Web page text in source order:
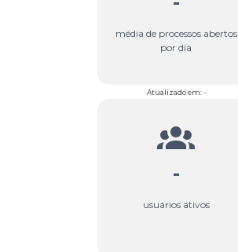
média de processos abertos
por dia
Atualizado em: -
-
usuários ativos